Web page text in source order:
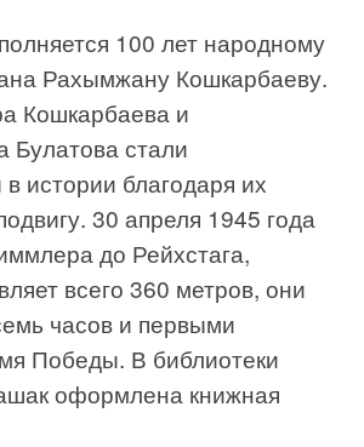
100 лет народному
Рахымжану Кошкарбаеву.
Кошкарбаева и
Булатова стали
истории благодаря их
30 апреля 1945 года
до Рейхстага,
всего 360 метров, они
часов и первыми
Победы. В библиотеки
оформлена книжная